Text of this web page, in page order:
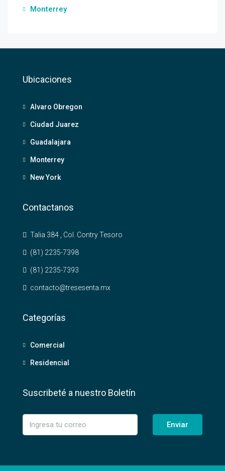
Monterrey
Ubicaciones
Alvaro Obregon
Ciudad Juarez
Guadalajara
Monterrey
New York
Contactanos
Talia 384 , Col. Contry Tesoro
(81) 2235-7398
(81) 2235-7393
contacto@tresesenta.mx
Categorías
Comercial
Residencial
Suscribeté a nuestro Boletín
Enviar